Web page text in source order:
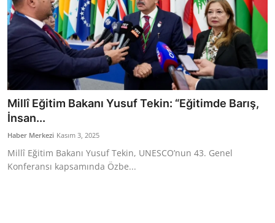
Toplum ve Yaşam
Sivil Toplum Kuruluşları
Kamu Kurumları ve Üst Kurullar
Resmi Reklamlar
Millî Eğitim Bakanı Yusuf Tekin: “Eğitimde Barış,
İnsan...
Haber Merkezi Kasım 3, 2025
Millî Eğitim Bakanı Yusuf Tekin, UNESCO’nun 43. Genel
Konferansı kapsamında Özbe...